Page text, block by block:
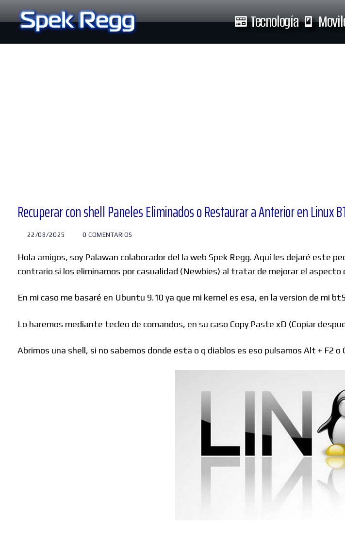
al
contenido
Tecnología
Recuperar con shell Paneles Eliminados o Restaurar a Anterior en Linux
22/08/2025 0 COMENTARIOS
Hola amigos, soy Palawan colaborador del la web Spek Regg. Aquí les dejaré este
contrario si los eliminamos por casualidad (Newbies) al tratar de mejorar el
En mi caso me basaré en Ubuntu 9.10 ya que mi kernel es esa, en la version de mi
Lo haremos mediante tecleo de comandos, en su caso Copy Paste xD (Copiar
Abrimos una shell, si no sabemos donde esta o q diablos es eso pulsamos Alt + F2